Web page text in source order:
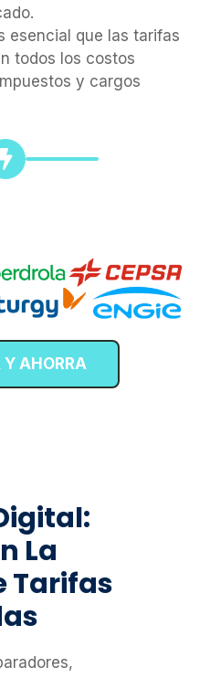
esencial que las tarifas
todos los costos
y cargos
AHORRA
La
Tarifas